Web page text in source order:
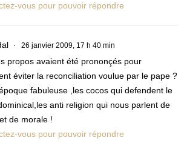
vous pour pouvoir répondre
26 janvier 2009, 17 h 40 min
propos avaient été prononçés pour
éviter la reconciliation voulue par le pape ?
fabuleuse ,les cocos qui defendent le
anti religion qui nous parlent de
de morale !
vous pour pouvoir répondre